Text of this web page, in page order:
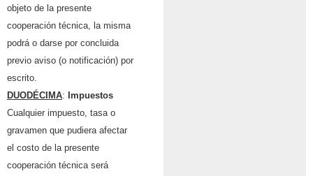
objeto de la presente
cooperación técnica, la misma
podrá o darse por concluida
previo aviso (o notificación) por
escrito.
DUODÉCIMA: Impuestos
Cualquier impuesto, tasa o
gravamen que pudiera afectar
el costo de la presente
cooperación técnica será